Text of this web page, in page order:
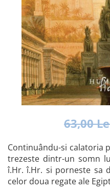
Religie
Spiritualitate
Știință și Tehnologie
Științe Politice
Științe Sociale si Umaniste
63,00
Continuându-si calatoria
trezeste dintr-un somn
î.Hr. î.Hr. si porneste sa
celor doua regate ale